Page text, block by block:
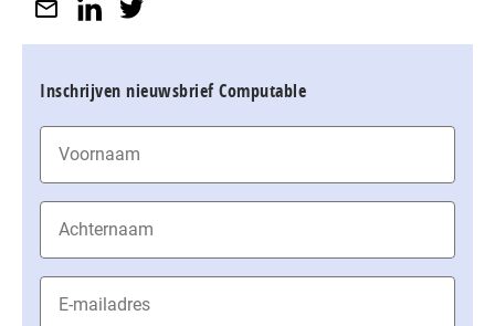
Inschrijven nieuwsbrief Computable